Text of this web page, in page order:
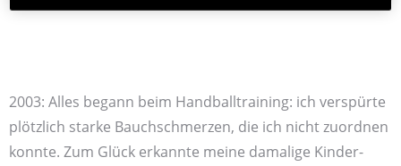
2003: Alles begann beim Handball­training: ich verspürte
plötzlich starke Bauch­schmerzen, die ich nicht zuordnen
konnte. Zum Glück erkannte meine damalige Kinder­